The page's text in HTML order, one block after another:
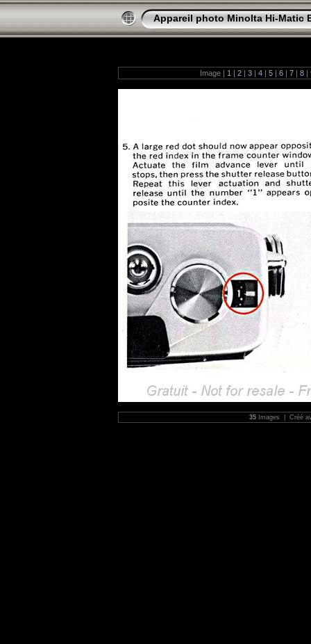
Appareil photo Minolta Hi-Matic
Image | 1 | 2 | 3 | 4 | 5 | 6 | 7 | 8 |
35 Images | Créé